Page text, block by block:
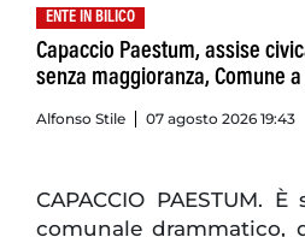
ENTE IN BILICO
Capaccio Paestum, assise
senza maggioranza, Comune
Alfonso Stile 07 agosto 2026 19:43
CAPACCIO PAESTUM.
comunale drammatico,